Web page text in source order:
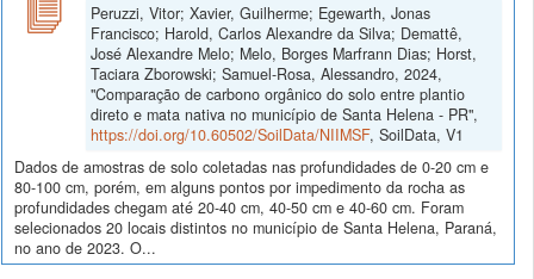
Peruzzi, Vitor; Xavier, Guilherme; Egewarth, Jonas
Francisco; Harold, Carlos Alexandre da Silva; Demattê,
José Alexandre Melo; Melo, Borges Marfrann Dias; Horst,
Taciara Zborowski; Samuel-Rosa, Alessandro, 2024,
"Comparação de carbono orgânico do solo entre plantio
direto e mata nativa no município de Santa Helena - PR",
https://doi.org/10.60502/SoilData/NIIMSF, SoilData, V1
Dados de amostras de solo coletadas nas profundidades de 0-20 cm e
80-100 cm, porém, em alguns pontos por impedimento da rocha as
profundidades chegam até 20-40 cm, 40-50 cm e 40-60 cm. Foram
selecionados 20 locais distintos no município de Santa Helena, Paraná,
no ano de 2023. O...